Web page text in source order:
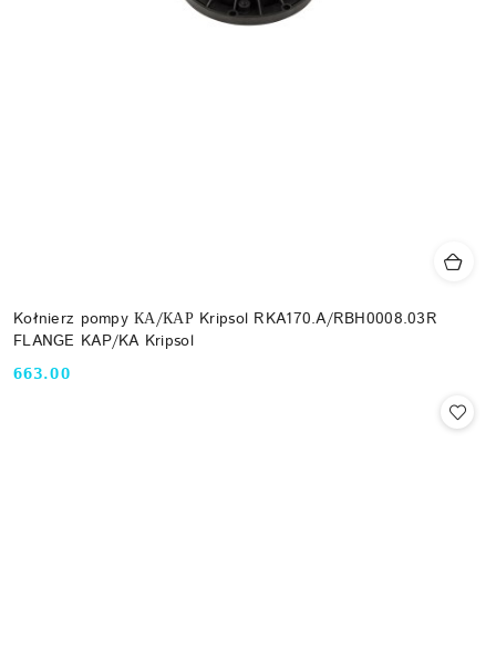
Kołnierz pompy КА/КАР Kripsol RKA170.A/RBH0008.03R
FLANGE KAP/KA Kripsol
Cena:
663.00